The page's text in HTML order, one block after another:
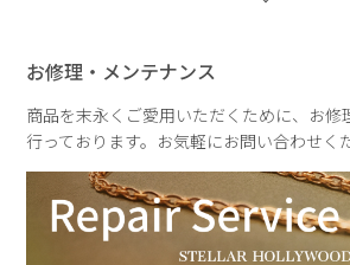
トリンをあしらい、「成功・幸福」を象
込めたアイテム。
金運や仕事運を高め、身に付ける人をポ
で包み込みます。
際立たせ、軽やかに身に付けられます。
お修理・メンテナンス
商品を末永くご愛用いただくために、お修
行っております。お気軽にお問い合わせく